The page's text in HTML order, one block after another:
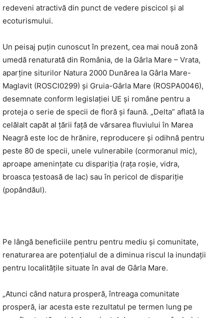
redeveni atractivă din punct de vedere piscicol și al
ecoturismului.
Un peisaj puțin cunoscut în prezent, cea mai nouă zonă
umedă renaturată din România, de la Gârla Mare – Vrata,
aparține siturilor Natura 2000 Dunărea la Gârla Mare-
Maglavit (ROSCI0299) și Gruia-Gârla Mare (ROSPA0046),
desemnate conform legislației UE și române pentru a
proteja o serie de specii de floră și faună. „Delta” aflată la
celălalt capăt al țării față de vărsarea fluviului în Marea
Neagră este loc de hrănire, reproducere și odihnă pentru
peste 80 de specii, unele vulnerabile (cormoranul mic),
aproape amenințate cu dispariția (rața roșie, vidra,
broasca țestoasă de lac) sau în pericol de dispariție
(popândăul).
Pe lângă beneficiile pentru pentru mediu și comunitate,
renaturarea are potențialul de a diminua riscul la inundații
pentru localitățile situate în aval de Gârla Mare.
„Atunci când natura prosperă, întreaga comunitate
prosperă, iar acesta este rezultatul pe termen lung pe